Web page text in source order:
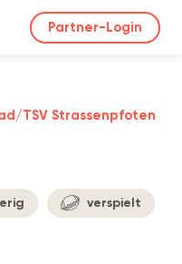
Partner-Login
TSV Strassenpfoten
verspielt